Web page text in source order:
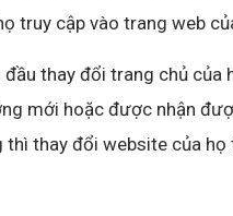
truy cập vào trang web
thay đổi trang chủ của
mới hoặc được nhận
thay đổi website của